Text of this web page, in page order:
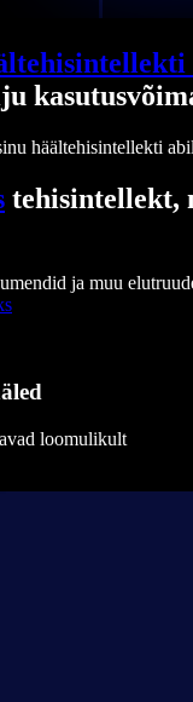
häältehisintellekti
tehisintellekt,
ja muu
loomulikult